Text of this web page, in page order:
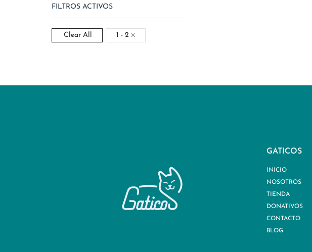
FILTROS ACTIVOS
Clear All 1 - 2
GATICOS
INICIO
NOSOTROS
TIENDA
DONATIVOS
CONTACTO
BLOG